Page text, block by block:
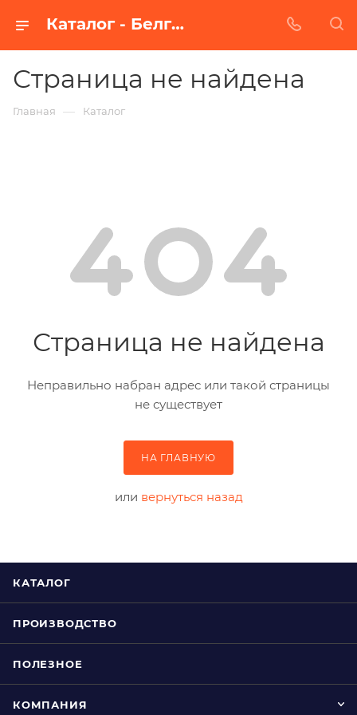
Каталог - Белгороде
Страница не найдена
Главная — Каталог
Страница не найдена
Неправильно набран адрес или такой страницы
не существует
НА ГЛАВНУЮ
или вернуться назад
КАТАЛОГ
ПРОИЗВОДСТВО
ПОЛЕЗНОЕ
КОМПАНИЯ